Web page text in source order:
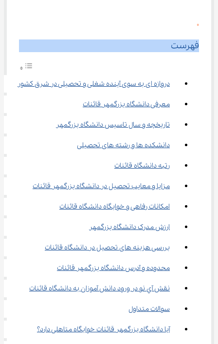
0
فهرست
دروازه‌ ای به سوی آینده شغلی و تحصیلی در شرق کشور
معرفی دانشگاه بزرگمهر قائنات
تاریخچه و سال تاسیس دانشگاه بزرگمهر
دانشکده ها و رشته های تحصیلی
رتبه دانشگاه قائنات
مزایا و معایب تحصیل در دانشگاه بزرگمهر قائنات
امکانات رفاهی و خوابگاه دانشگاه قائنات
ارزش مدرک دانشگاه بزرگمهر
بررسی هزینه‌ های تحصیل در دانشگاه قائنات
محدوده و آدرس دانشگاه بزرگمهر قائنات
نقش آي نو در ورود دانش‌ آموزان به دانشگاه قائنات
سوالات متداول
آیا دانشگاه بزرگمهر قائنات خوابگاه متاهلی دارد؟